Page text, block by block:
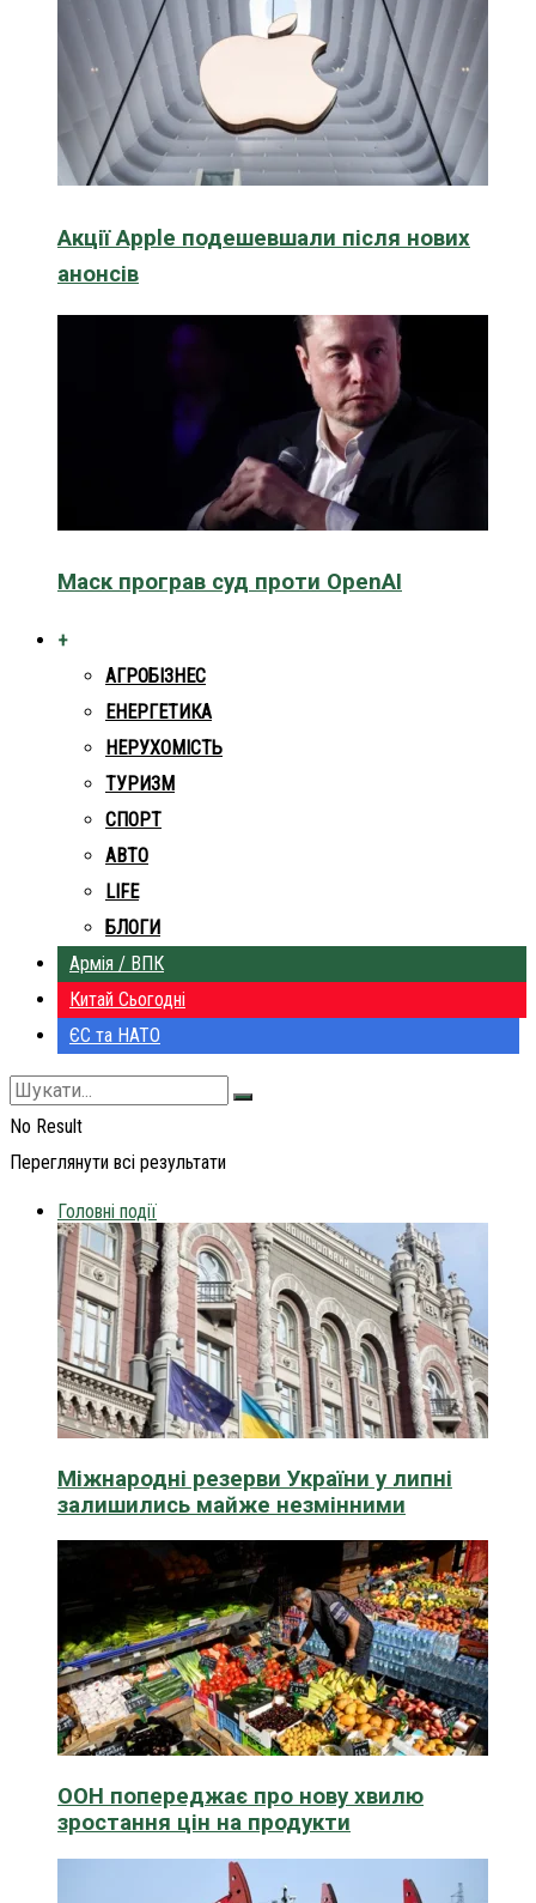
Акції Apple подешевшали після нових
анонсів
Маск програв суд проти OpenAI
+
АГРОБІЗНЕС
ЕНЕРГЕТИКА
НЕРУХОМІСТЬ
ТУРИЗМ
СПОРТ
АВТО
LIFE
БЛОГИ
Армія / ВПК
Китай Сьогодні
ЄС та НАТО
No Result
Переглянути всі результати
Головні події
Міжнародні резерви України у липні
залишились майже незмінними
ООН попереджає про нову хвилю
зростання цін на продукти